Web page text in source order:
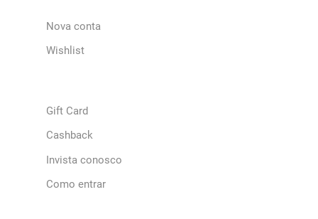
Nova conta
Wishlist
Gift Card
Cashback
Invista conosco
Como entrar